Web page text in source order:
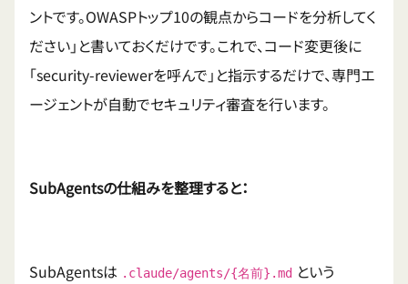
ントです。OWASPトップ10の観点からコードを分析してく
ださい」と書いておくだけです。これで、コード変更後に
「security-reviewerを呼んで」と指示するだけで、専門エ
ージェントが自動でセキュリティ審査を行います。
SubAgentsの仕組みを整理すると：
SubAgentsは .claude/agents/{名前}.md という